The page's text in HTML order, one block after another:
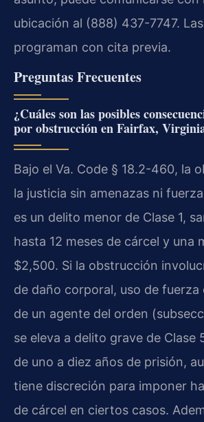
ubicación al (888) 437-7747.
programan con cita previa.
Preguntas Frecuentes
¿Cuáles son las posibles
por obstrucción en Fairfax,
Bajo el Va. Code § 18.2-460, la
la justicia sin amenazas ni
es un delito menor de Clase 1,
hasta 12 meses de cárcel y una
$2,500. Si la obstrucción
de daño corporal, uso de fuerza
de un agente del orden
se eleva a delito grave de Clase
de uno a diez años de prisión,
tiene discreción para imponer
de cárcel en ciertos casos.